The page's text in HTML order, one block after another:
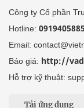
Công ty Cổ phần
Hotline:
Email:
Báo giá: http://
Hỗ trợ kỹ thuật:
Tải ứng dụng